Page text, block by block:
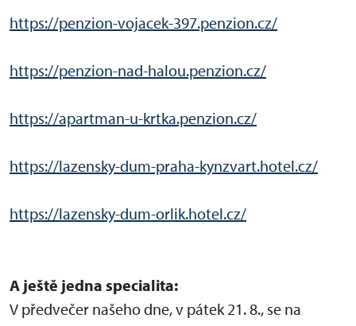
https://penzion-vojacek-397.penzion.cz/
https://penzion-nad-halou.penzion.cz/
https://apartman-u-krtka.penzion.cz/
https://lazensky-dum-praha-kynzvart.hotel.cz/
https://lazensky-dum-orlik.hotel.cz/
A ještě jedna specialita:
V předvečer našeho dne, v pátek 21. 8., se na